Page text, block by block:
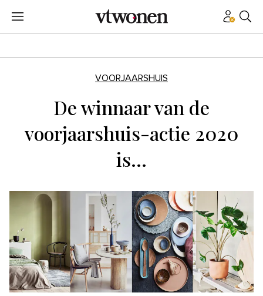
VOORJAARSHUIS
De winnaar van de
voorjaarshuis-actie 2020
is…